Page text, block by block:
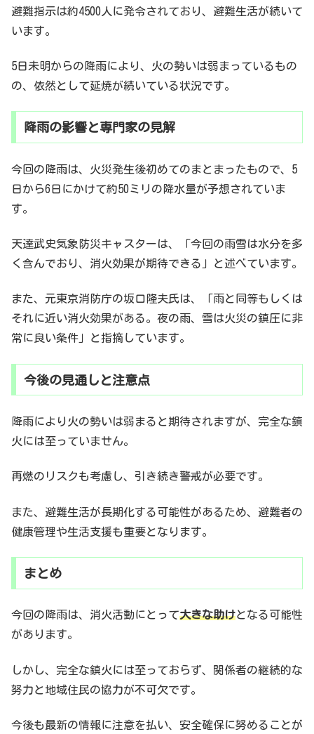
避難指示は約4500人に発令されており、避難生活が続いて
います。
5日未明からの降雨により、火の勢いは弱まっているもの
の、依然として延焼が続いている状況です。
降雨の影響と専門家の見解
今回の降雨は、火災発生後初めてのまとまったもので、5
日から6日にかけて約50ミリの降水量が予想されていま
す。
天達武史気象防災キャスターは、「今回の雨雪は水分を多
く含んでおり、消火効果が期待できる」と述べています。
また、元東京消防庁の坂口隆夫氏は、「雨と同等もしくは
それに近い消火効果がある。夜の雨、雪は火災の鎮圧に非
常に良い条件」と指摘しています。
今後の見通しと注意点
降雨により火の勢いは弱まると期待されますが、完全な鎮
火には至っていません。
再燃のリスクも考慮し、引き続き警戒が必要です。
また、避難生活が長期化する可能性があるため、避難者の
健康管理や生活支援も重要となります。
まとめ
今回の降雨は、消火活動にとって大きな助けとなる可能性
があります。
しかし、完全な鎮火には至っておらず、関係者の継続的な
努力と地域住民の協力が不可欠です。
今後も最新の情報に注意を払い、安全確保に努めることが